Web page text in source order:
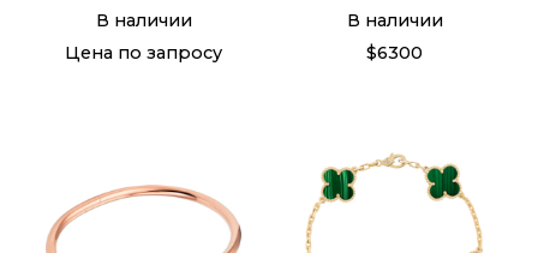
В наличии
Цена по запросу
В наличии
$6300